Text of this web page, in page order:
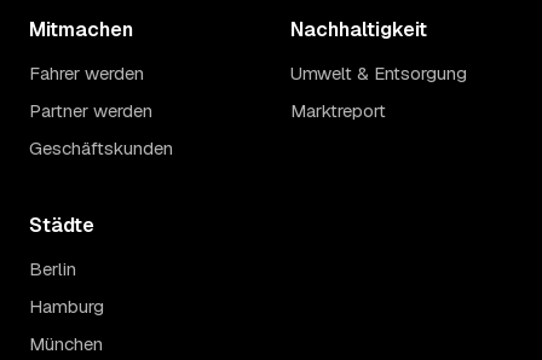
Mitmachen
Fahrer werden
Partner werden
Geschäftskunden
Nachhaltigkeit
Umwelt & Entsorgung
Marktreport
Städte
Berlin
Hamburg
München